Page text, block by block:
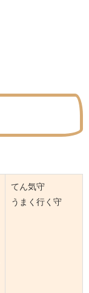
てん気守
うまく行く守